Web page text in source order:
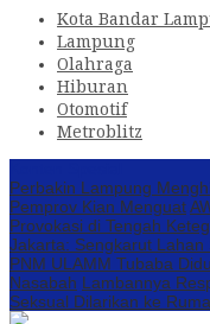
Kota Bandar
Lampung
Olahraga
Hiburan
Otomotif
Metroblitz
Perbakin Lampung
Pemprov Kian Menguat
Provokasi di Tengah
Jakarta: Sengkarut
PNM ULAMM Tubaba
Nasabah Lambannya
Seksual Dilarikan ke